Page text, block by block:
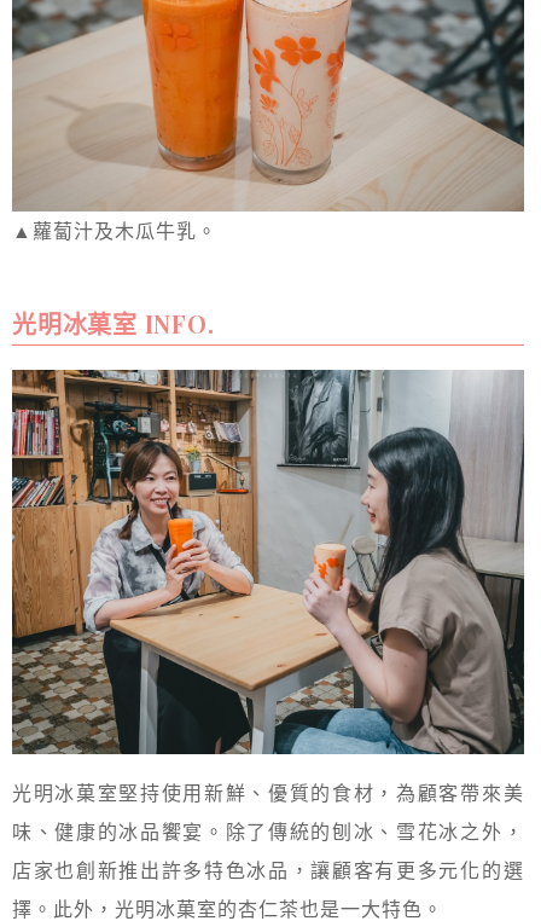
▲蘿蔔汁及木瓜牛乳。
光明冰菓室 INFO.
光明冰菓室堅持使用新鮮、優質的食材，為顧客帶來美
味、健康的冰品饗宴。除了傳統的刨冰、雪花冰之外，
店家也創新推出許多特色冰品，讓顧客有更多元化的選
擇。此外，光明冰菓室的杏仁茶也是一大特色。